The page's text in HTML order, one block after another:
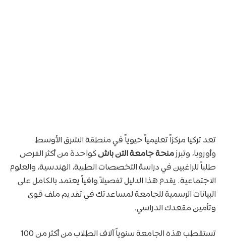
تعد تركيا مركزاً تعليمياً حيوياً في منطقة الشرق الأوسط
وأوروبا، وتبرزمنحة جامعة التن باشكواحدة من أكثر الفرص
طلباً للراغبين في دراسة التخصصات الطبية، الهندسية، والعلوم
الاجتماعية. يقدم هذا الدليل تفصيلاً وافياً يعتمد بالكامل على
البيانات الرسمية للجامعة لمساعدتك في تقديم ملف قوى
وتأمين مقعدك الدراسي.
تستقطب هذه الجامعة سنوياً آلاف الطلاب من أكثر من 100